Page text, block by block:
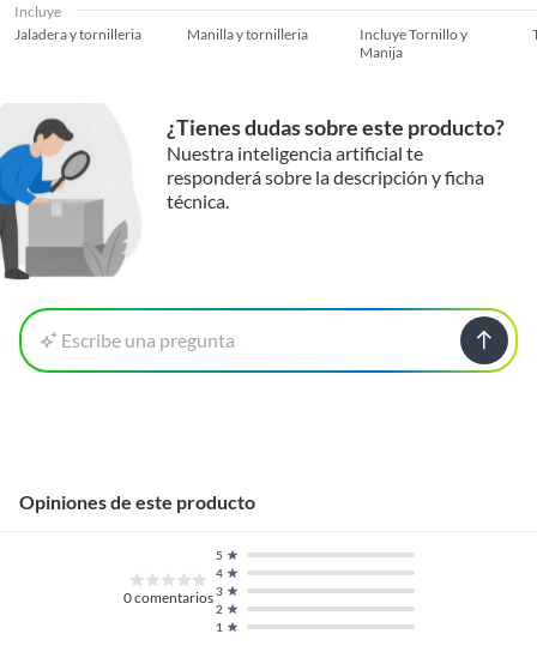
Incluye
Jaladera y tornilleria
Manilla y tornilleria
Incluye Tornillo y
Manija
¿Tienes dudas sobre este producto?
Nuestra inteligencia artificial te
responderá sobre la descripción y ficha
técnica.
Escribe una pregunta
Opiniones de este producto
0comentarios
1
2
3
4
5